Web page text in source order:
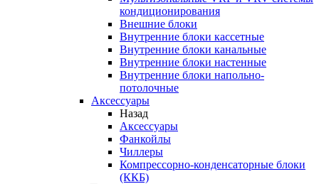
кондиционирования
Внешние блоки
Внутренние блоки кассетные
Внутренние блоки канальные
Внутренние блоки настенные
Внутренние блоки напольно-
потолочные
Аксессуары
Назад
Аксессуары
Фанкойлы
Чиллеры
Компрессорно-конденсаторные блоки
(ККБ)